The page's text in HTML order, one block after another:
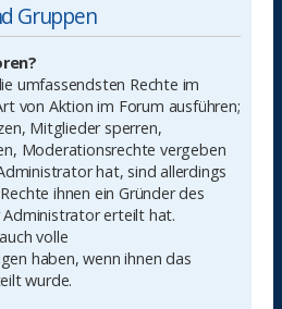
Gruppen
umfassendsten Rechte im
von Aktion im Forum ausführen;
Mitglieder sperren,
Moderationsrechte vergeben
hat, sind allerdings
ihnen ein Gründer des
erteilt hat.
volle
haben, wenn ihnen das
wurde.